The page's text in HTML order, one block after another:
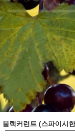
블랙커런트 (스파이시